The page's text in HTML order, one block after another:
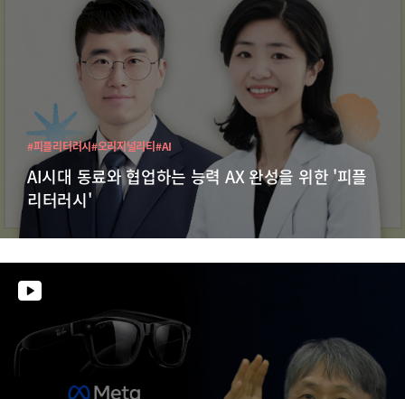
AI시대 동료와 협업하는 능력 AX 완성을 위한 '피플
리터러시'
#피플리터러시#오리지널리티#AI